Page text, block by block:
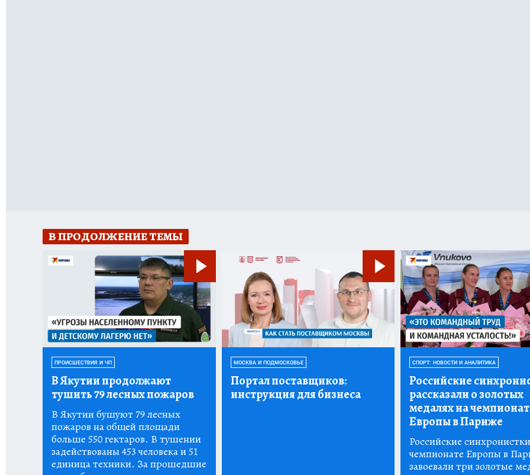
В ПРОДОЛЖЕНИЕ ТЕМЫ
ПРОИСШЕСТВИЯ И ЧП
В Якутии продолжают
тушить 79 лесных пожаров
В Якутии бушуют 79 лесных
пожаров на общей площади
больше 550 гектаров. В тушении
задействованы 453 человека и 51
единица техники. За прошедшие
МОСКВА И ПОДМОСКОВЬЕ
Портал поставщиков:
инструкция для бизнеса
СПОРТ: НОВОСТИ И АНАЛИТИКА
Российские
рассказали о золотых
медалях на
Европы в Париже
Российские
чемпионате Европы в
завоевали три золотые